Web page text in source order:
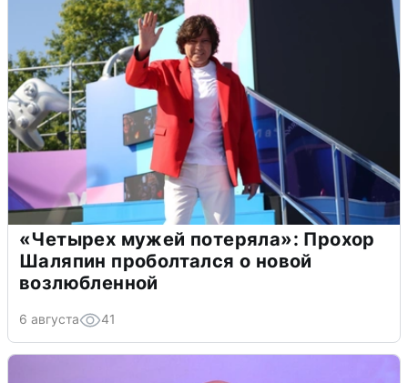
«Четырех мужей потеряла»: Прохор
Шаляпин проболтался о новой
возлюбленной
6 августа 41